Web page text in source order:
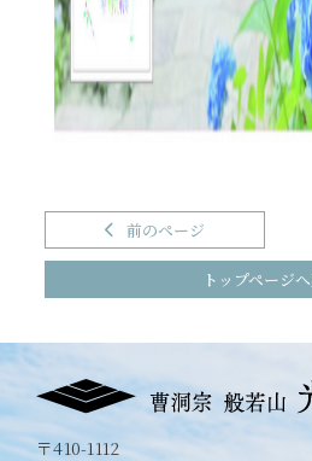
前のページ
トップページ
〒410-1112